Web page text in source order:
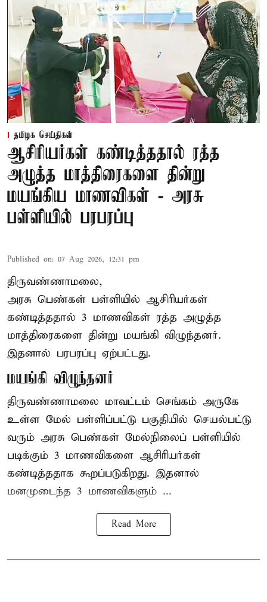
தமிழக செய்திகள்
ஆசிரியர்கள் கண்டித்ததால் ரத்த
அழுத்த மாத்திரைகளை தின்று
மயங்கிய மாணவிகள் - அரசு
பள்ளியில் பரபரப்பு
Published on: 07 Aug 2026, 12:31 pm
திருவண்ணாமலை,
அரசு பெண்கள் பள்ளியில் ஆசிரியர்கள்
கண்டித்ததால் 3 மாணவிகள் ரத்த அழுத்த
மாத்திரைகளை தின்று மயங்கி விழுந்தனர்.
இதனால் பரபரப்பு ஏற்பட்டது.
மயங்கி விழுந்தனர்
திருவண்ணாமலை மாவட்டம் செங்கம் அருகே
உள்ள மேல் பள்ளிப்பட்டு பகுதியில் செயல்பட்டு
வரும் அரசு பெண்கள் மேல்நிலைப் பள்ளியில்
படிக்கும் 3 மாணவிகளை ஆசிரியர்கள்
கண்டித்ததாக கூறப்படுகிறது. இதனால்
மனமுடைந்த 3 மாணவிகளும் ...
Read More